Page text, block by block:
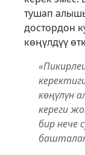
тушап
достордон
көңүлдүү
көңүлүн
кереги
бир нече